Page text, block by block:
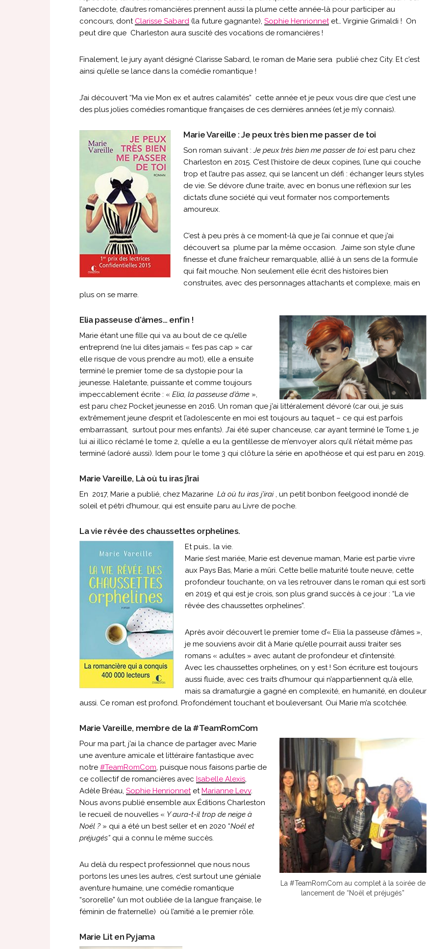
l’anecdote, d’autres romancières prennent aussi la plume cette année-là pour participer au
concours, dont Clarisse Sabard (la future gagnante), Sophie Henrionnetet… Virginie Grimaldi ! On
peut dire que Charleston aura suscité des vocations de romancières !
Finalement, le jury ayant désigné Clarisse Sabard, le roman de Marie sera publié chez City. Et c’est
ainsi qu’elle se lance dans la comédie romantique !
J’ai découvert “Ma vie Mon ex et autres calamités” cette année et je peux vous dire que c’est une
des plus jolies comédies romantique françaises de ces dernières années (et je m’y connais).
Marie Vareille : Je peux très bien me passer de toi
Son roman suivant :Je peux très bien me passer de toiest paru chez
Charleston en 2015. C’est l’histoire de deux copines, l’une qui couche
trop et l’autre pas assez, qui se lancent un défi : échanger leurs styles
de vie. Se dévore d’une traite, avec en bonus une réflexion sur les
dictats d’une société qui veut formater nos comportements
amoureux.
C’est à peu près à ce moment-là que je l’ai connue et que j’ai
découvert sa plume par la même occasion. J’aime son style d’une
finesse et d’une fraîcheur remarquable, allié à un sens de la formule
qui fait mouche. Non seulement elle écrit des histoires bien
construites, avec des personnages attachants et complexe, mais en
plus on se marre.
Elia passeuse d’âmes… enfin !
Marie étant une fille qui va au bout de ce qu’elle
entreprend (ne lui dites jamais « t’es pas cap » car
elle risque de vous prendre au mot), elle a ensuite
terminé le premier tome de sa dystopie pour la
jeunesse. Haletante, puissante et comme toujours
impeccablement écrite : « Elia, la passeuse d’âme »,
est paru chez Pocket jeunesse en 2016. Un roman que j’ai littéralement dévoré (car oui, je suis
extrêmement jeune d’esprit et l’adolescente en moi est toujours au taquet – ce qui est parfois
embarrassant, surtout pour mes enfants). J’ai été super chanceuse, car ayant terminé le Tome 1, je
lui ai illico réclamé le tome 2, qu’elle a eu la gentillesse de m’envoyer alors qu’il n’était même pas
terminé (adoré aussi). Idem pour le tome 3 qui clôture la série en apothéose et qui est paru en 2019.
Marie Vareille, Là où tu iras j’irai
En 2017, Marie a publié, chez Mazarine Là où tu iras j’irai, un petit bonbon feelgood inondé de
soleil et pétri d’humour, qui est ensuite paru au Livre de poche.
La vie rêvée des chaussettes orphelines.
Et puis… la vie.
Marie s’est mariée, Marie est devenue maman, Marie est partie vivre
aux Pays Bas, Marie a mûri. Cette belle maturité toute neuve, cette
profondeur touchante, on va les retrouver dans le roman qui est sorti
en 2019 et qui est je crois, son plus grand succès à ce jour : “La vie
rêvée des chaussettes orphelines”.
Après avoir découvert le premier tome d’« Elia la passeuse d’âmes »,
je me souviens avoir dit à Marie qu’elle pourrait aussi traiter ses
romans « adultes » avec autant de profondeur et d’intensité.
Avec les chaussettes orphelines, on y est ! Son écriture est toujours
aussi fluide, avec ces traits d’humour qui n’appartiennent qu’à elle,
mais sa dramaturgie a gagné en complexité, en humanité, en douleur
aussi. Ce roman est profond. Profondément touchant et bouleversant. Oui Marie m’a scotchée.
Marie Vareille, membre de la #TeamRomCom
La #TeamRomCom au complet à la soirée de
lancement de “Noël et préjugés”
Pour ma part, j’ai la chance de partager avec Marie
une aventure amicale et littéraire fantastique avec
notre #TeamRomCom, puisque nous faisons partie de
ce collectif de romancières avec Isabelle Alexis,
Adèle Bréau, Sophie HenrionnetetMarianne Levy.
Nous avons publié ensemble aux Éditions Charleston
le recueil de nouvelles « Y aura-t-il trop de neige à
Noël ? » qui a été un best seller et en 2020 “Noël et
préjugés” qui a connu le même succès.
Au delà du respect professionnel que nous nous
portons les unes les autres, c’est surtout une géniale
aventure humaine, une comédie romantique
“sororelle” (un mot oubliée de la langue française, le
féminin de fraternelle) où l’amitié a le premier rôle.
Marie Lit en Pyjama